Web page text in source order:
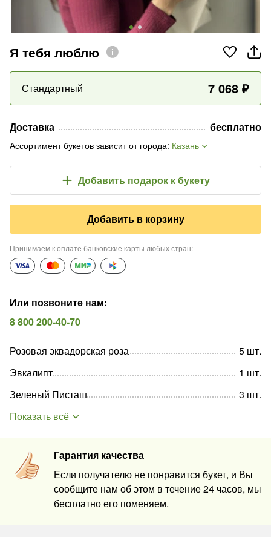
Я тебя люблю
Стандартный 7 068 ₽
Доставка бесплатно
Ассортимент букетов зависит от города: Казань
Добавить подарок к букету
Добавить в корзину
Принимаем к оплате банковские карты любых стран:
Или позвоните нам:
8 800 200-40-70
Гарантия качества
Если получателю не понравится букет, и Вы
сообщите нам об этом в течение 24 часов, мы
бесплатно его поменяем.
Розовая эквадорская роза 5 шт.
Эвкалипт
1 шт.
Зеленый Писташ
3 шт.
Показать всё